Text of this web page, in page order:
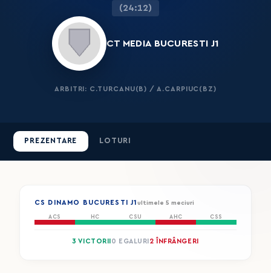
(24:12)
CT MEDIA BUCURESTI J1
ARBITRI: C.TURCANU(B) / A.CARPIUC(BZ)
PREZENTARE LOTURI
CS DINAMO BUCURESTI J1ultimele 5 meciuri
ACS HC CSU AHC CSS
3 VICTORII 0 EGALURI 2 ÎNFRÂNGERI